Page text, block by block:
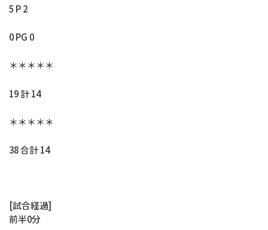
5 P 2
0 PG 0
＊＊＊＊＊
19 計 14
＊＊＊＊＊
38 合計 14
[試合経過]
前半0分